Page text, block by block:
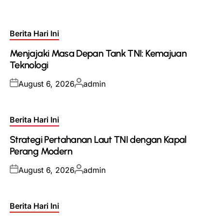
Posted
Berita Hari Ini
Menjajaki Masa Depan Tank TNI: Kemajuan
Teknologi
Posted
August 6, 2026Posted
admin
Posted
Berita Hari Ini
Strategi Pertahanan Laut TNI dengan Kapal
Perang Modern
Posted
August 6, 2026Posted
admin
Posted
Berita Hari Ini